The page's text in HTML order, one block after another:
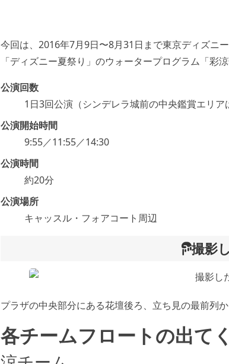
今回は、2016年7月9日〜8月31日まで東京ディズニ
「ディズニー夏祭り」のウォータープログラム「彩
公演回数
1日3回公演（シンデレラ城前の中央鑑賞エリア
公演開始時間
9:55／11:55／14:30
公演時間
約20分
公演場所
キャッスル・フォアコート周辺
撮影
プラザの中央部分にある花壇後ろ、立ち見の最前列か
各チームフロートの出て